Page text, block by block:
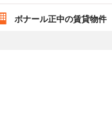
ボナール正中の賃貸物件